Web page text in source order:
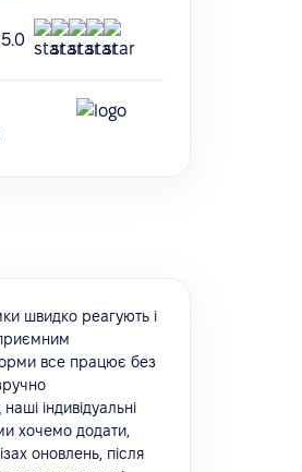
5.0
швидко реагують і
все працює без
індивідуальні
хочемо додати,
оновлень, після